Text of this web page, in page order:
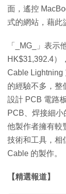
面，遙控
式的網站，藉此
「_MG_」表示
HK$31,392.4）
Cable Lightning
的經驗不多，整
設計 PCB 電路
PCB、焊接細
他製作者擁有較
技術和工具，相
Cable 的製作。
【精選報道】